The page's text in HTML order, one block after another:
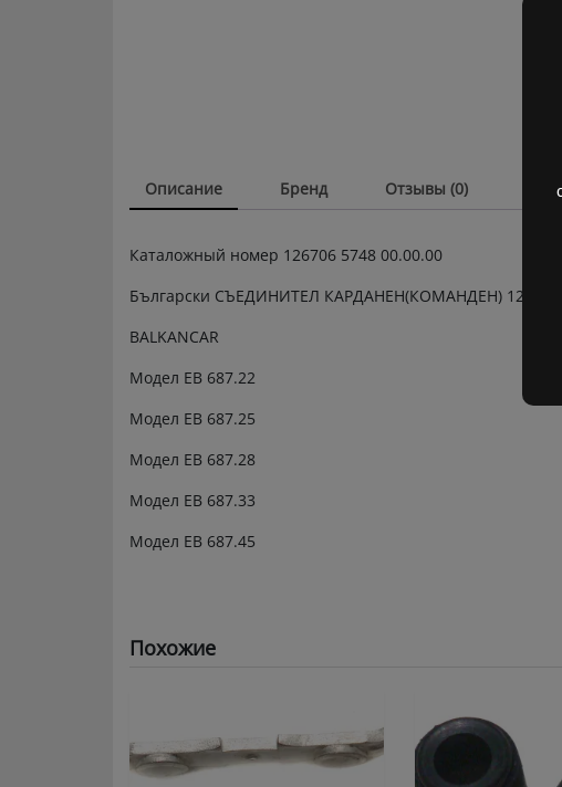
Описание Бренд Отзывы (0)
Каталожный номер 126706 5748 00.00.00
Български СЪЕДИНИТЕЛ КАРДАНЕН(КОМАНДЕН) 126706
BALKANCAR
Модел ЕВ 687.22
Модел ЕВ 687.25
Модел ЕВ 687.28
Модел ЕВ 687.33
Модел ЕВ 687.45
Похожие